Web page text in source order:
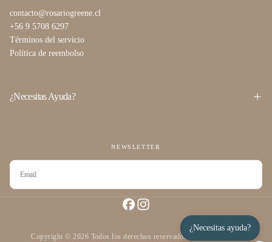
¿Necesitas ayuda?
contacto@rosariogreene.cl
+56 9 5708 6297
Términos del servicio
Política de reembolso
¿Necesitas Ayuda?
NEWSLETTER
CORREO
ELECTRÓNICO
SUSCRIBIRSE
Copyright © 2026 Todos los derechos reservados desarrollado por